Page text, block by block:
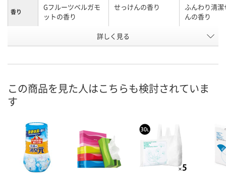
香り
Gフルーツベルガモ
ットの香り
せっけんの香り
ふんわり清潔
んの香り
3253223 AW37259
8月10日（月）
した
カゴへ
詳しく見る
この商品を見た人はこちらも検討されていま
す